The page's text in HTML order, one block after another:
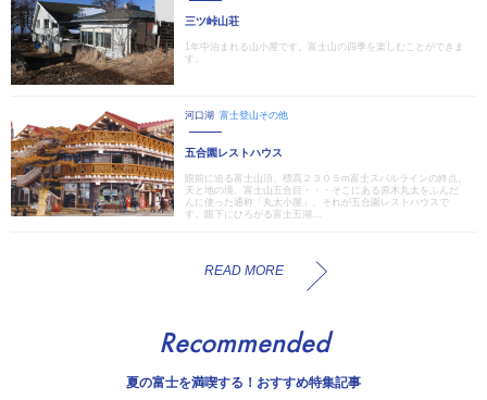
三ツ峠山荘
1年中泊まれる山小屋です。富士山の四季を楽しむことができま
す。
河口湖 富士登山その他
五合園レストハウス
眼前に迫る富士山頂、標高２３０５m富士スバルラインの終点。
天と地の境、富士山五合目・・・そこにある原木丸太をふんだ
んに使った通称「丸太小屋」、それが五合園レストハウスで
す。眼下にひろがる富士五湖...
READ MORE
Recommended
夏の富士を満喫する！おすすめ特集記事